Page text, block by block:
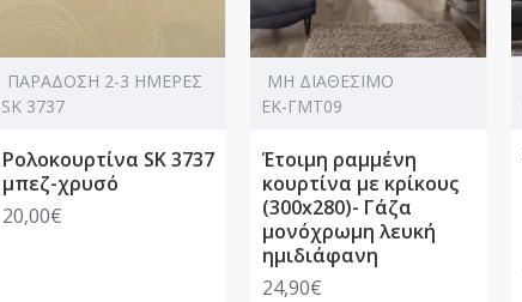
ΠΑΡΑΔΟΣΗ 2-3 ΗΜΕΡΕΣ
SK 3737
Ρολοκουρτίνα SK 3737
μπεζ-χρυσό
20,00€
ΜΗ ΔΙΑΘΕΣΙΜΟ
ΕΚ-ΓΜΤ09
Έτοιμη ραμμένη
κουρτίνα με κρίκους
(300x280)- Γάζα
μονόχρωμη λευκή
ημιδιάφανη
24,90€